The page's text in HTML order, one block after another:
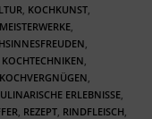
, KOCHKUNST,
,
,
KOCHTECHNIKEN,
KOCHVERGNÜGEN,
ERLEBNISSE,
, REZEPT, RINDFLEISCH,